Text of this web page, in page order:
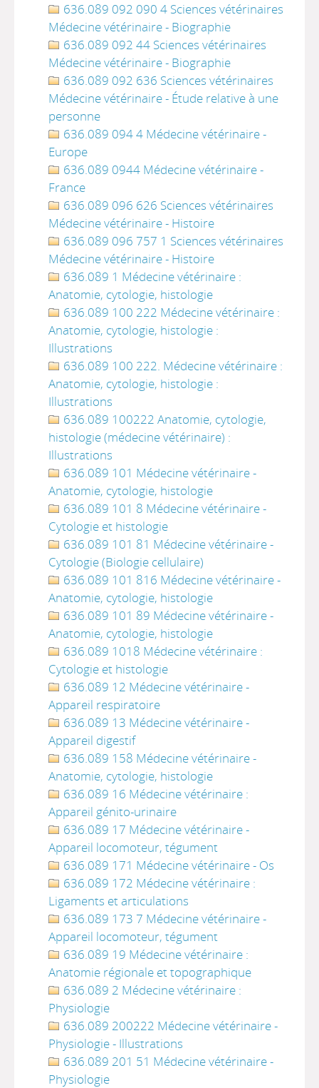
636.089 092 090 4 Sciences vétérinaires
Médecine vétérinaire - Biographie
636.089 092 44 Sciences vétérinaires
Médecine vétérinaire - Biographie
636.089 092 636 Sciences vétérinaires
Médecine vétérinaire - Étude relative à une
personne
636.089 094 4 Médecine vétérinaire -
Europe
636.089 0944 Médecine vétérinaire -
France
636.089 096 626 Sciences vétérinaires
Médecine vétérinaire - Histoire
636.089 096 757 1 Sciences vétérinaires
Médecine vétérinaire - Histoire
636.089 1 Médecine vétérinaire :
Anatomie, cytologie, histologie
636.089 100 222 Médecine vétérinaire :
Anatomie, cytologie, histologie :
Illustrations
636.089 100 222. Médecine vétérinaire :
Anatomie, cytologie, histologie :
Illustrations
636.089 100222 Anatomie, cytologie,
histologie (médecine vétérinaire) :
Illustrations
636.089 101 Médecine vétérinaire -
Anatomie, cytologie, histologie
636.089 101 8 Médecine vétérinaire -
Cytologie et histologie
636.089 101 81 Médecine vétérinaire -
Cytologie (Biologie cellulaire)
636.089 101 816 Médecine vétérinaire -
Anatomie, cytologie, histologie
636.089 101 89 Médecine vétérinaire -
Anatomie, cytologie, histologie
636.089 1018 Médecine vétérinaire :
Cytologie et histologie
636.089 12 Médecine vétérinaire -
Appareil respiratoire
636.089 13 Médecine vétérinaire -
Appareil digestif
636.089 158 Médecine vétérinaire -
Anatomie, cytologie, histologie
636.089 16 Médecine vétérinaire :
Appareil génito-urinaire
636.089 17 Médecine vétérinaire -
Appareil locomoteur, tégument
636.089 171 Médecine vétérinaire - Os
636.089 172 Médecine vétérinaire :
Ligaments et articulations
636.089 173 7 Médecine vétérinaire -
Appareil locomoteur, tégument
636.089 19 Médecine vétérinaire :
Anatomie régionale et topographique
636.089 2 Médecine vétérinaire :
Physiologie
636.089 200222 Médecine vétérinaire -
Physiologie - Illustrations
636.089 201 51 Médecine vétérinaire -
Physiologie